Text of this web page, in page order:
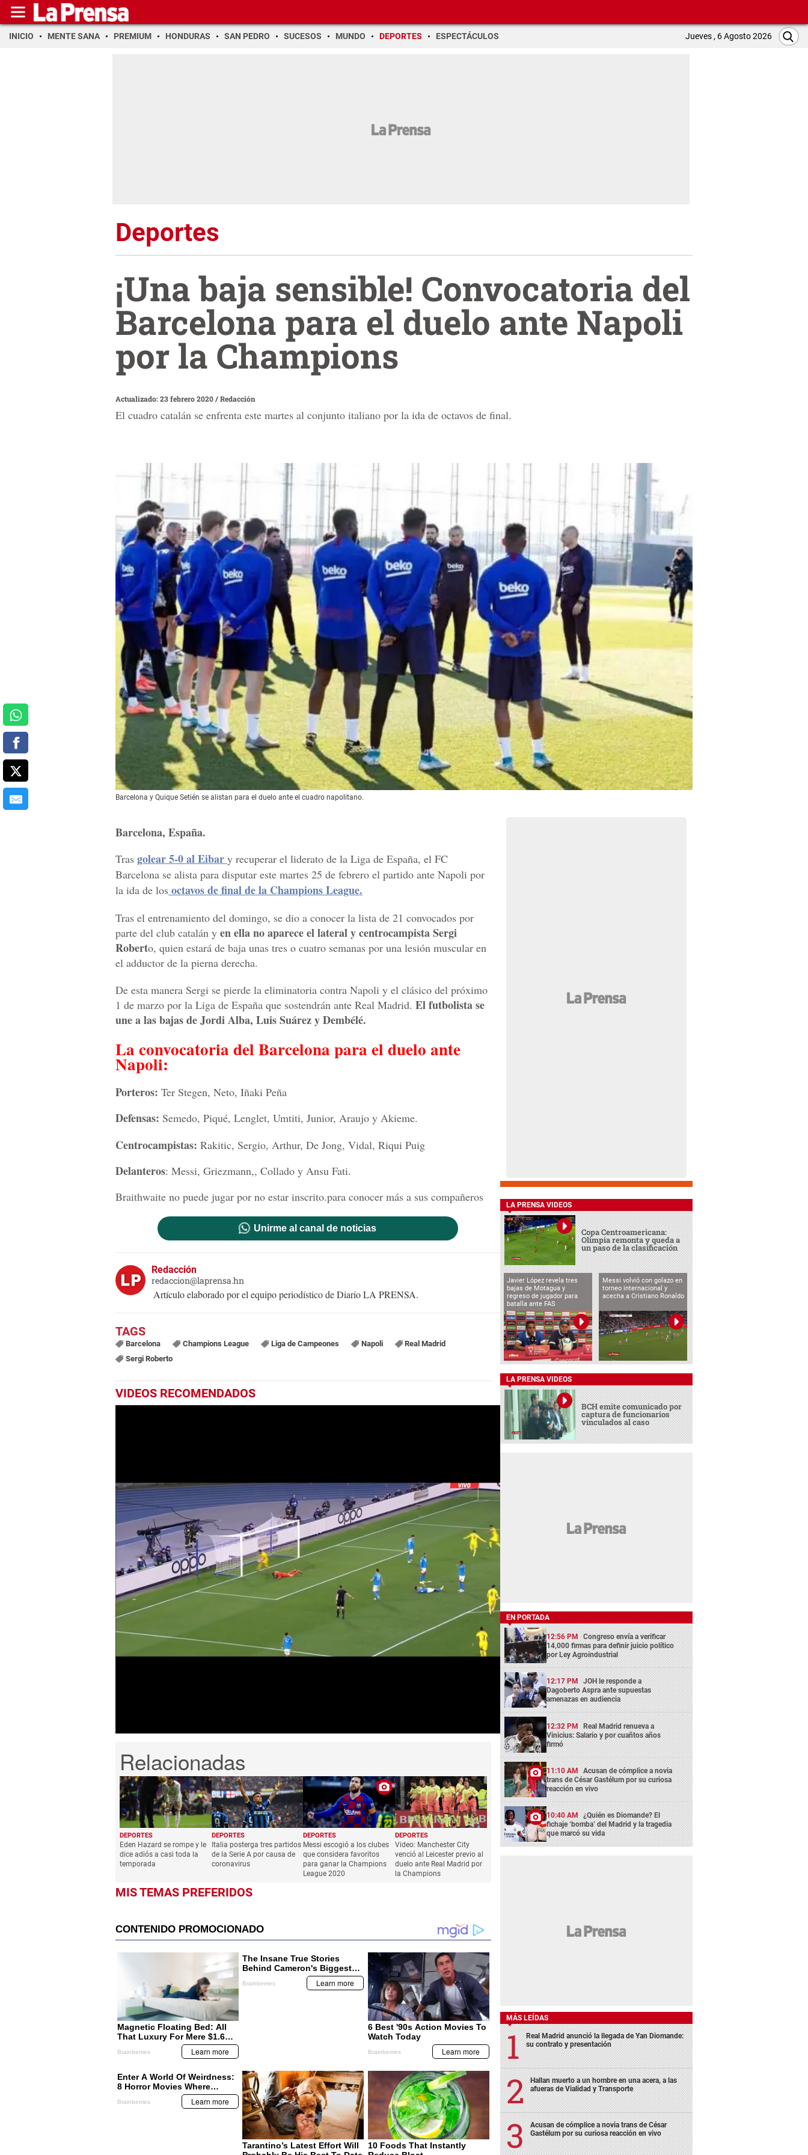
INICIO MENTE SANA PREMIUM HONDURAS SAN PEDRO SUCESOS MUNDO DEPORTES ESPECTÁCULOS Jueves , 6 Agosto 2026
Deportes
¡Una baja sensible! Convocatoria del
Barcelona para el duelo ante Napoli
por la Champions
Actualizado: 23 febrero 2020/Redacción
El cuadro catalán se enfrenta este martes al conjunto italiano por la ida de octavos de final.
Barcelona y Quique Setién se alistan para el duelo ante el cuadro napolitano.
Barcelona, España.
Tras golear 5-0 al Eibar y recuperar el liderato de la Liga de España, el FC
Barcelona se alista para disputar este martes 25 de febrero el partido ante Napoli por
la ida de los octavos de final de la Champions League.
Tras el entrenamiento del domingo, se dio a conocer la lista de 21 convocados por
parte del club catalán y en ella no aparece el lateral y centrocampista Sergi
Roberto, quien estará de baja unas tres o cuatro semanas por una lesión muscular en
el adductor de la pierna derecha.
De esta manera Sergi se pierde la eliminatoria contra Napoli y el clásico del próximo
1 de marzo por la Liga de España que sostendrán ante Real Madrid. El futbolista se
une a las bajas de Jordi Alba, Luis Suárez y Dembélé.
La convocatoria del Barcelona para el duelo ante
Napoli:
Porteros: Ter Stegen, Neto, Iñaki Peña
Defensas: Semedo, Piqué, Lenglet, Umtiti, Junior, Araujo y Akieme.
Centrocampistas: Rakitic, Sergio, Arthur, De Jong, Vidal, Riqui Puig
Delanteros: Messi, Griezmann,, Collado y Ansu Fati.
Braithwaite no puede jugar por no estar inscrito.para conocer más a sus compañeros
Unirme al canal de noticias
Redacción
redaccion@laprensa.hn
Artículo elaborado por el equipo periodístico de Diario LA PRENSA.
Barcelona Champions League Liga de Campeones Napoli
Real Madrid
Sergi Roberto
VIDEOS RECOMENDADOS
seconds
1
DEPORTES
Eden Hazard se rompe y le
dice adiós a casi toda la
temporada
DEPORTES
Italia posterga tres partidos
de la Serie A por causa de
coronavirus
DEPORTES
Messi escogió a los clubes
que considera favoritos
para ganar la Champions
League 2020
DEPORTES
Video: Manchester City
venció al Leicester previo al
duelo ante Real Madrid por
la Champions
MIS TEMAS PREFERIDOS
LA PRENSA VIDEOS
Copa Centroamericana:
Olimpia remonta y queda a
un paso de la clasificación
Javier López revela tres
bajas de Motagua y
regreso de jugador para
batalla ante FAS
Messi volvió con golazo en
torneo internacional y
acecha a Cristiano Ronaldo
LA PRENSA VIDEOS
BCH emite comunicado por
captura de funcionarios
vinculados al caso
EN PORTADA
12:56 PM Congreso envía a verificar
14,000 firmas para definir juicio político
por Ley Agroindustrial
12:17 PM JOH le responde a
Dagoberto Aspra ante supuestas
amenazas en audiencia
12:32 PM Real Madrid renueva a
Vinicius: Salario y por cuañtos años
firmó
11:10 AM Acusan de cómplice a novia
trans de César Gastélum por su curiosa
reacción en vivo
10:40 AM ¿Quién es Diomande? El
fichaje ‘bomba’ del Madrid y la tragedia
que marcó su vida
MÁS LEÍDAS
Real Madrid anunció la llegada de Yan Diomande:
su contrato y presentación
Hallan muerto a un hombre en una acera, a las
afueras de Vialidad y Transporte
Acusan de cómplice a novia trans de César
Gastélum por su curiosa reacción en vivo